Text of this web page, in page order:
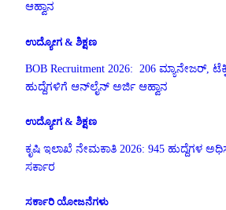
ಆಹ್ವಾನ
ಉದ್ಯೋಗ & ಶಿಕ್ಷಣ
BOB Recruitment 2026: 206 ಮ್ಯಾನೇಜರ್,
ಹುದ್ದೆಗಳಿಗೆ ಆನ್‌ಲೈನ್ ಅರ್ಜಿ ಆಹ್ವಾನ
ಉದ್ಯೋಗ & ಶಿಕ್ಷಣ
ಕೃಷಿ ಇಲಾಖೆ ನೇಮಕಾತಿ 2026: 945 ಹುದ್ದೆಗಳ
ಸರ್ಕಾರ
ಸರ್ಕಾರಿ ಯೋಜನೆಗಳು